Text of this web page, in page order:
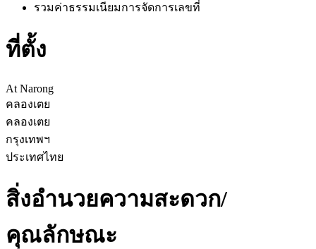
รวมค่าธรรมเนียมการจัดการเลขที่
ที่ตั้ง
At Narong
คลองเตย
คลองเตย
กรุงเทพฯ
ประเทศไทย
สิ่งอำนวยความสะดวก/
คุณลักษณะ